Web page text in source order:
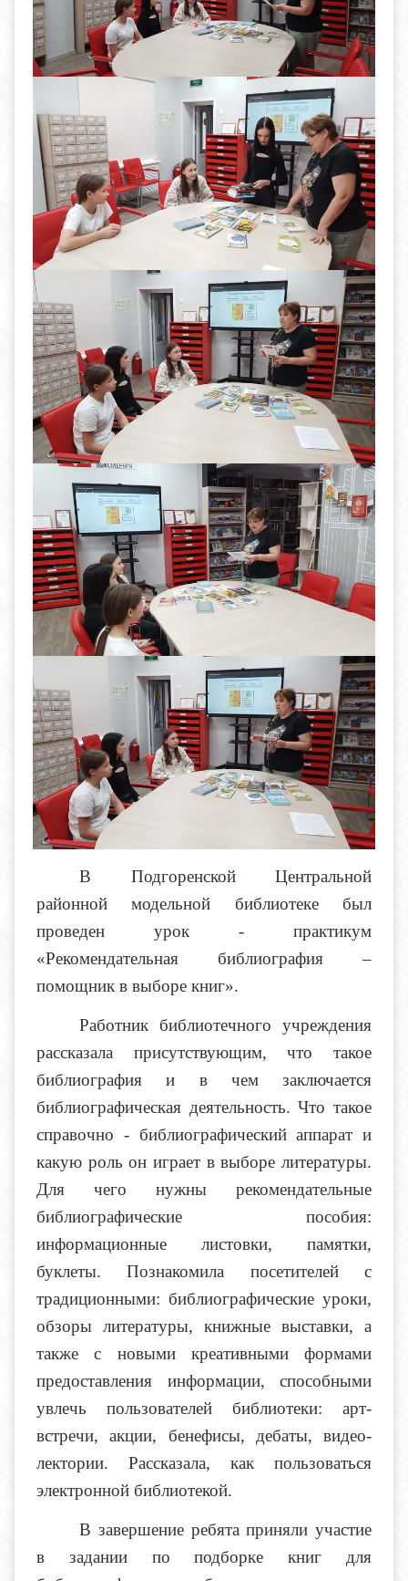
В Подгоренской Центральной
районной модельной библиотеке был
проведен урок - практикум
«Рекомендательная библиография –
помощник в выборе книг».
Работник библиотечного учреждения
рассказала присутствующим, что такое
библиография и в чем заключается
библиографическая деятельность. Что такое
справочно - библиографический аппарат и
какую роль он играет в выборе литературы.
Для чего нужны рекомендательные
библиографические пособия:
информационные листовки, памятки,
буклеты. Познакомила посетителей с
традиционными: библиографические уроки,
обзоры литературы, книжные выставки, а
также с новыми креативными формами
предоставления информации, способными
увлечь пользователей библиотеки: арт-
встречи, акции, бенефисы, дебаты, видео-
лектории. Рассказала, как пользоваться
электронной библиотекой.
В завершение ребята приняли участие
в задании по подборке книг для